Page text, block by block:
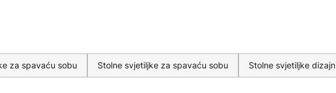
za spavaću sobu Stolne svjetiljke za spavaću sobu Stolne svjetiljke dizajn